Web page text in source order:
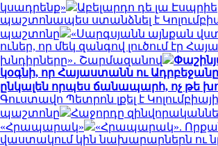
կսադրենք»
Աբելարդո դե լա
պաշտոնապես ստանձնել է
պաշտոնը
«Սարգսյանն այնքան
ուներ, որ մեկ զանգով լուծում էր
խնդիրները»․ Շարմազանով
կօգնի, որ Հայաստանն ու
ընկալեն որպես ճանապարհ, ոչ թե
Գուստավո Պետրոն լքել է
պաշտոնը
Հաջորդը
«Հրապարակ»
«Հրապարակ».
վաստակում կին նախարարներն ու